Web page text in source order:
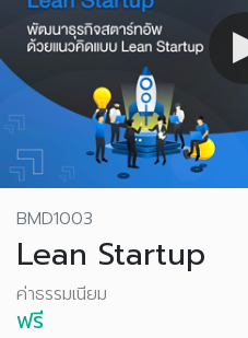
BMD1003
Lean Startup
ค่าธรรมเนียม
ฟรี